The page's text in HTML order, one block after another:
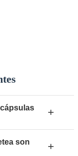
+
son
+